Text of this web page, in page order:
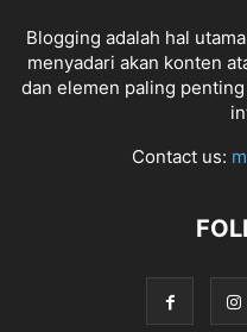
Blogging adalah hal
menyadari akan konten
dan elemen paling
Contact us: